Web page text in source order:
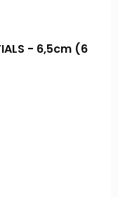
- 6,5cm (6